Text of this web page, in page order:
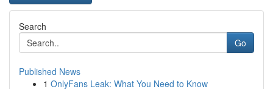
Search
Go
Published News
1 OnlyFans Leak: What You Need to Know